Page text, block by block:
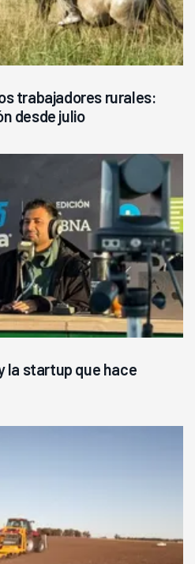
trabajadores rurales:
desde julio
la startup que hace